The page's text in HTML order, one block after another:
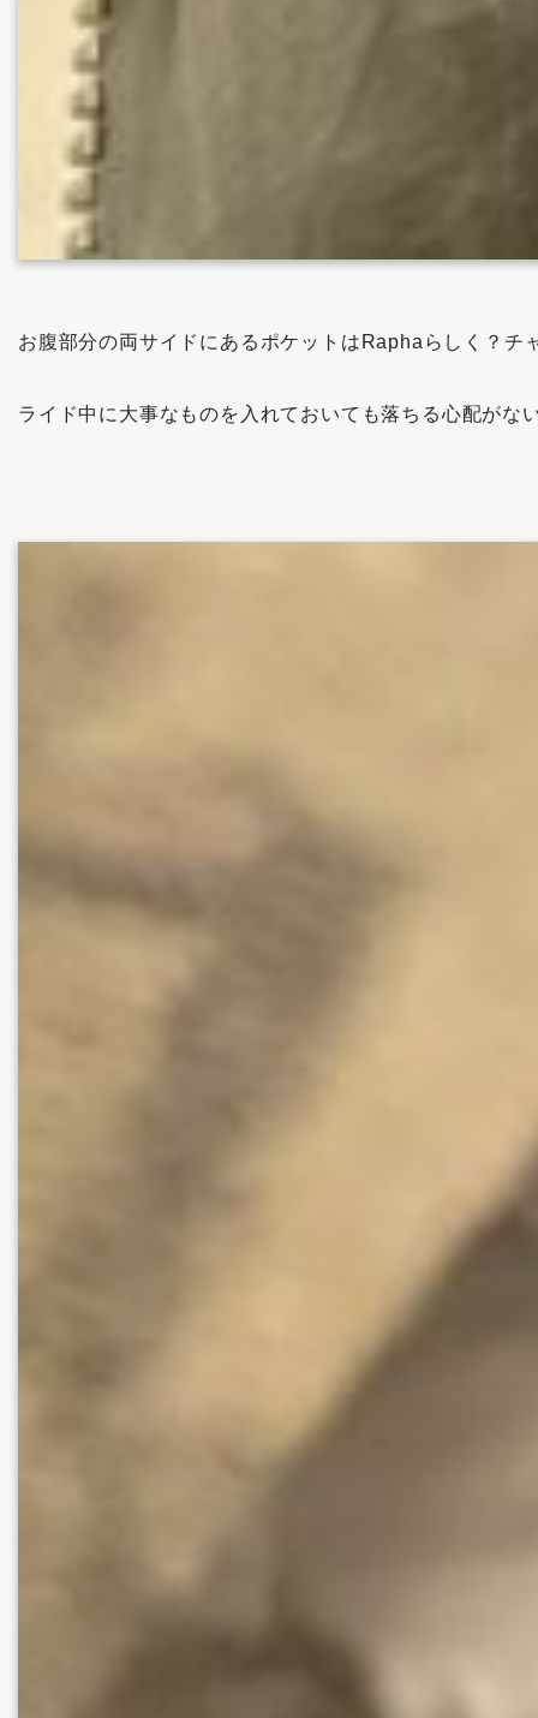
お腹部分の両サイドにあるポケットはRaphaらしく？チ
ライド中に大事なものを入れておいても落ちる心配がな